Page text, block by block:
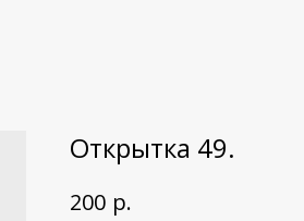
Открытка 49.
200 р.